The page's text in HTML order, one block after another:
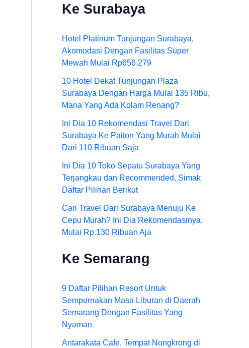
Ke Surabaya
Hotel Platinum Tunjungan Surabaya,
Akomodasi Dengan Fasilitas Super
Mewah Mulai Rp656.279
10 Hotel Dekat Tunjungan Plaza
Surabaya Dengan Harga Mulai 135 Ribu,
Mana Yang Ada Kolam Renang?
Ini Dia 10 Rekomendasi Travel Dari
Surabaya Ke Paiton Yang Murah Mulai
Dari 110 Ribuan Saja
Ini Dia 10 Toko Sepatu Surabaya Yang
Terjangkau dan Recommended, Simak
Daftar Pilihan Berikut
Cari Travel Dari Surabaya Menuju Ke
Cepu Murah? Ini Dia Rekomendasinya,
Mulai Rp.130 Ribuan Aja
Ke Semarang
9 Daftar Pilihan Resort Untuk
Sempurnakan Masa Liburan di Daerah
Semarang Dengan Fasilitas Yang
Nyaman
Antarakata Cafe, Tempat Nongkrong di